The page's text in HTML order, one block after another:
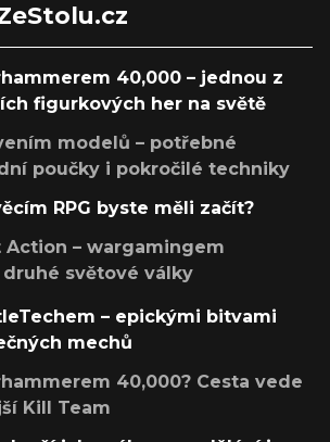
40,000 – jednou z
figurkových her na světě
modelů – potřebné
poučky i pokročilé techniky
RPG byste měli začít?
Action – wargamingem
světové války
– epickými bitvami
mechů
40,000? Cesta vede
Kill Team